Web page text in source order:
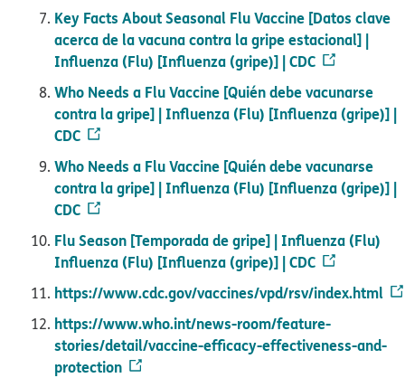
Key Facts About Seasonal Flu Vaccine [Datos clave
acerca de la vacuna contra la gripe estacional] |
Influenza (Flu) [Influenza (gripe)] | CDC​​
Who Needs a Flu Vaccine [Quién debe vacunarse
contra la gripe] | Influenza (Flu) [Influenza (gripe)] |
CDC​​
Who Needs a Flu Vaccine [Quién debe vacunarse
contra la gripe] | Influenza (Flu) [Influenza (gripe)] |
CDC​​
Flu Season [Temporada de gripe] | Influenza (Flu)
Influenza (Flu) [Influenza (gripe)] | CDC​​
https://www.cdc.gov/vaccines/vpd/rsv/index.html​​
https://www.who.int/news-room/feature-
stories/detail/vaccine-efficacy-effectiveness-and-
protection​​